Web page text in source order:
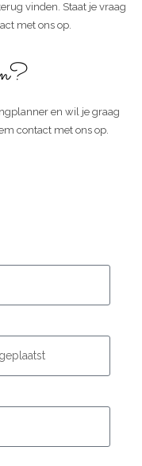
vinden. Staat je vraag
met ons op.
en wil je graag
contact met ons op.